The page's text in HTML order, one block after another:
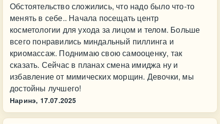
Обстоятельство сложились, что надо было что-то
менять в себе.. Начала посещать центр
косметологии для ухода за лицом и телом. Больше
всего понравились миндальный пиллинга и
криомассаж. Поднимаю свою самооценку, так
сказать. Сейчас в планах смена имиджа ну и
избавление от мимических морщин. Девочки, мы
достойны лучшего!
Наринэ, 17.07.2025